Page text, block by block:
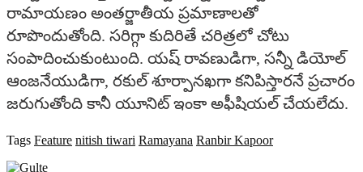
రామాయణం అంతర్జాతీయ ప్రమాణాలతో
రూపొందుతోంది. సరిగ్గా కుదిరితే చరిత్రలో చోటు
సంపాదించుకుంటుంది. యష్ రావణుడిగా, సన్నీ డియోల్
ఆంజనేయుడిగా, రకుల్ శూర్పానఖగా కనిపిస్తారనే ప్రచారం
జరుగుతోంది కానీ యూనిట్ ఇంకా అఫీషియల్ చేయలేదు.
Tags Feature nitish tiwari Ramayana Ranbir Kapoor